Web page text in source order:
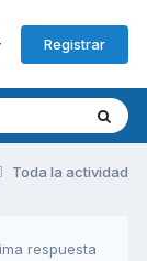
Registrar
Toda la actividad
respuesta